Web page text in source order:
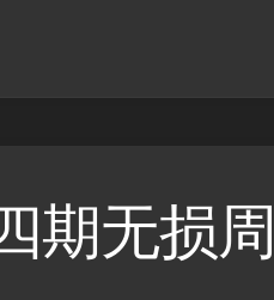
期无损